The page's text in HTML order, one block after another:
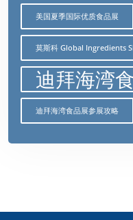
美国夏季国际优质食品展
莫斯科 Global Ingredients
迪拜海湾
迪拜海湾食品展参展攻略